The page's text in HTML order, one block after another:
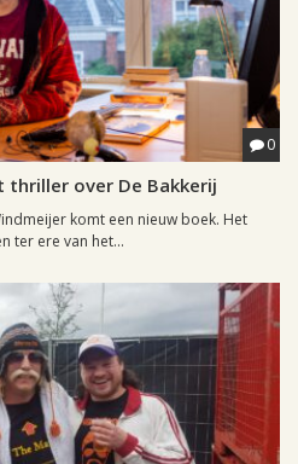
0
thriller over De Bakkerij
komt een nieuw boek. Het
ter ere van het...